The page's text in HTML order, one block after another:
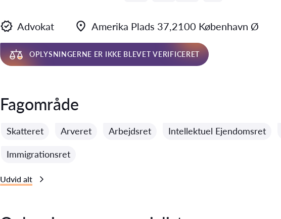
Advokat Amerika Plads 37,2100 København Ø
OPLYSNINGERNE ER IKKE BLEVET VERIFICERET
Fagområde
Skatteret Arveret Arbejdsret Intellektuel Ejendomsret
Immigrationsret
Udvid alt